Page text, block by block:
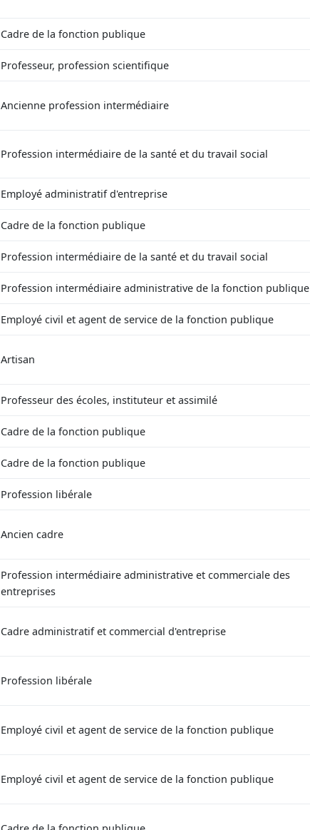
Cadre de la fonction publique
Professeur, profession scientifique
Ancienne profession intermédiaire
Profession intermédiaire de la santé et du travail social
Employé administratif d'entreprise
Cadre de la fonction publique
Profession intermédiaire de la santé et du travail social
Profession intermédiaire administrative de la fonction publique
Employé civil et agent de service de la fonction publique
Artisan
Professeur des écoles, instituteur et assimilé
Cadre de la fonction publique
Cadre de la fonction publique
Profession libérale
Ancien cadre
Profession intermédiaire administrative et commerciale des
entreprises
Cadre administratif et commercial d'entreprise
Profession libérale
Employé civil et agent de service de la fonction publique
Employé civil et agent de service de la fonction publique